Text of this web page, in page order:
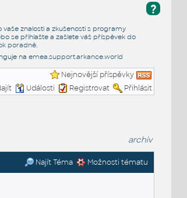
?
vaše znalosti a zkušenosti s programy
se přihlašte a zašlete váš příspěvek do
poradně.
na emea.support.arkance.world
Nejnovější příspěvky
Události Registrovat Přihlásit
archiv
Najít Téma Možnosti tématu